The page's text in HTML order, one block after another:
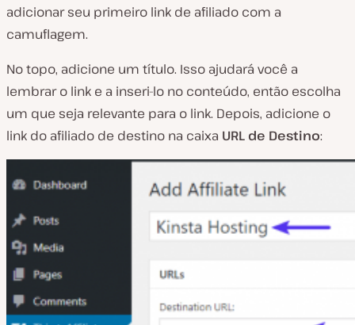
adicionar seu primeiro link de afiliado com a
camuflagem.
No topo, adicione um título. Isso ajudará você a
lembrar o link e a inseri-lo no conteúdo, então escolha
um que seja relevante para o link. Depois, adicione o
link do afiliado de destino na caixa URL de Destino: